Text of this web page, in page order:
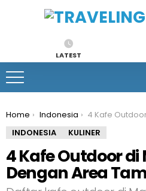
LATEST
You are here:
Home Indonesia
4 Kafe Outdoor di Malang, Dengan Area Taman
INDONESIA
KULINER
4 Kafe Outdoor di
Dengan Area